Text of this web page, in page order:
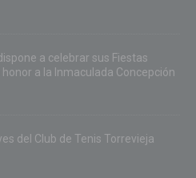
a celebrar sus Fiestas
a la Inmaculada Concepción
del Club de Tenis Torrevieja